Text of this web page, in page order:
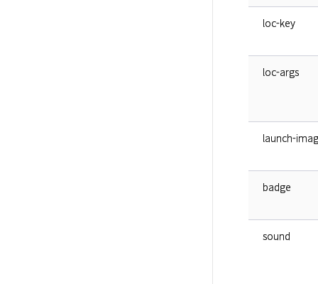
loc-key
loc-args
launch-
badge
sound